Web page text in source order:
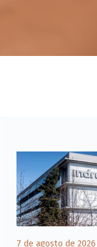
7 de agosto de 2026